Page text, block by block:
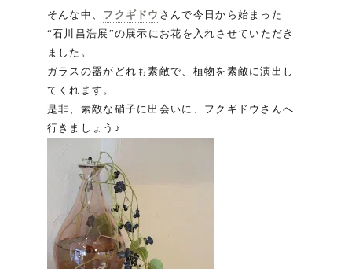
そんな中、 フクギドウ さんで今日から始まった
“石川昌浩展”の展示にお花を入れさせていただき
ました。
ガラスの器がどれも素敵で、植物を素敵に演出し
てくれます。
是非、素敵な硝子に出会いに、フクギドウさんへ
行きましょう♪